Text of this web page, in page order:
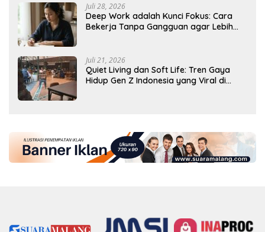
Juli 28, 2026
Deep Work adalah Kunci Fokus: Cara
Bekerja Tanpa Gangguan agar Lebih
Juli 21, 2026
Quiet Living dan Soft Life: Tren Gaya
Hidup Gen Z Indonesia yang Viral di